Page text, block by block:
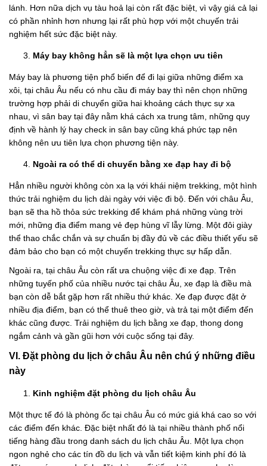
lánh. Hơn nữa dịch vụ tàu hoả lại còn rất đặc biệt, vì vậy giá cả lại
có phần nhỉnh hơn nhưng lại rất phù hợp với một chuyến trải
nghiệm hết sức đặc biệt này.
Máy bay không hẳn sẽ là một lựa chọn ưu tiên
Máy bay là phương tiện phổ biến để đi lại giữa những điểm xa
xôi, tại châu Âu nếu có nhu cầu đi máy bay thì nên chọn những
trường hợp phải di chuyển giữa hai khoảng cách thực sự xa
nhau, vì sân bay tại đây nằm khá cách xa trung tâm, những quy
định về hành lý hay check in sân bay cũng khá phức tạp nên
không nên ưu tiên lựa chọn phương tiện này.
Ngoài ra có thể di chuyển bằng xe đạp hay đi bộ
Hẳn nhiều người không còn xa lạ với khái niệm trekking, một hình
thức trải nghiệm du lịch dài ngày với việc đi bộ. Đến với châu Âu,
bạn sẽ tha hồ thỏa sức trekking để khám phá những vùng trời
mới, những địa điểm mang vẻ đẹp hùng vĩ lẫy lừng. Một đôi giày
thể thao chắc chắn và sự chuẩn bị đầy đủ về các điều thiết yếu sẽ
đảm bảo cho bạn có một chuyến trekking thực sự hấp dẫn.
Ngoài ra, tại châu Âu còn rất ưa chuộng việc đi xe đạp. Trên
những tuyến phố của nhiều nước tại châu Âu, xe đạp là điều mà
bạn còn dễ bắt gặp hơn rất nhiều thứ khác. Xe đạp được đặt ở
nhiều địa điểm, bạn có thể thuê theo giờ, và trả tại một điểm đến
khác cũng được. Trải nghiệm du lịch bằng xe đạp, thong dong
ngắm cảnh và gần gũi hơn với cuộc sống tại đây.
VI. Đặt phòng du lịch ở châu Âu nên chú ý những điều
này
Kinh nghiệm đặt phòng du lịch châu Âu
Một thực tế đó là phòng ốc tại châu Âu có mức giá khá cao so với
các điểm đến khác. Đặc biệt nhất đó là tại nhiều thành phố nổi
tiếng hàng đầu trong danh sách du lịch châu Âu. Một lựa chọn
ngon nghẻ cho các tín đồ du lịch và vẫn tiết kiệm kinh phí đó là